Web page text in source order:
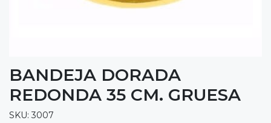
BANDEJA DORADA
REDONDA 35 CM. GRUESA
SKU: 3007